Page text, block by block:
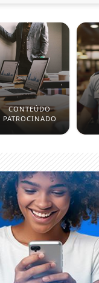
CONTEÚDO
PATROCINADO